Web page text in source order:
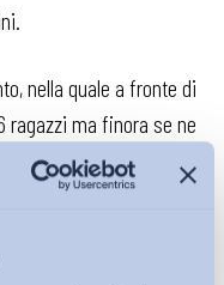
nella quale a fronte di
ma finora se ne
e 95 di questi hanno
altre Regioni, invece,
sono stati ancora